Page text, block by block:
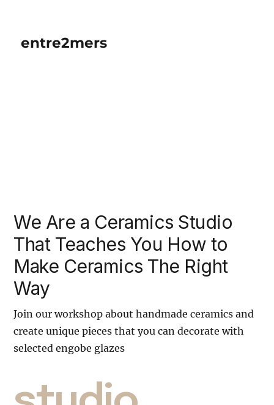
entre2mers
We Are a Ceramics Studio
That Teaches You How to
Make Ceramics The Right
Way
Join our workshop about handmade ceramics and
create unique pieces that you can decorate with
selected engobe glazes